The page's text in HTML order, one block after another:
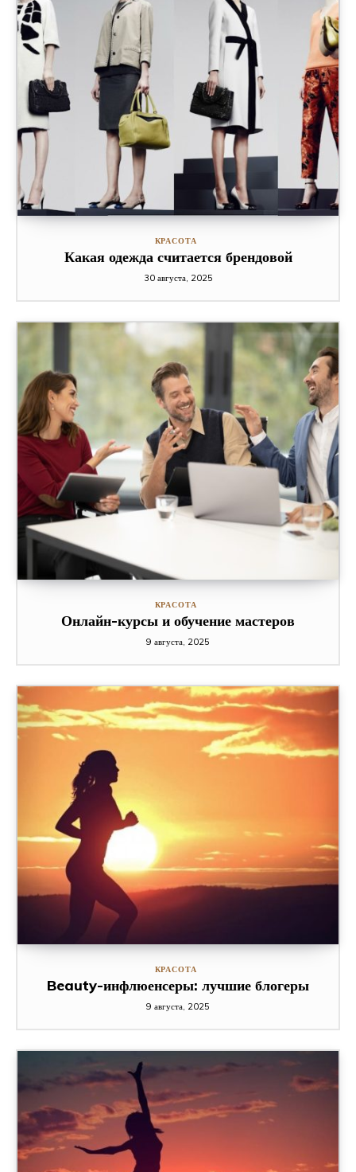
КРАСОТА
Какая одежда считается брендовой
30 августа, 2025
КРАСОТА
Онлайн-курсы и обучение мастеров
9 августа, 2025
КРАСОТА
Beauty-инфлюенсеры: лучшие блогеры
9 августа, 2025